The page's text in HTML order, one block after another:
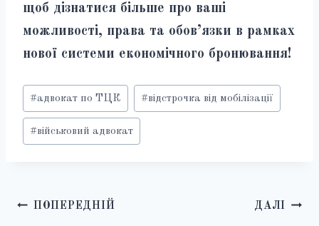
щоб дізнатися більше про ваші
можливості, права та обов’язки в рамках
нової системи економічного бронювання!
Позначки
запису:
#адвокат по ТЦК #відстрочка від мобілізації
#військовий адвокат
Навігація
ПОПЕРЕДНІЙ ДАЛІ